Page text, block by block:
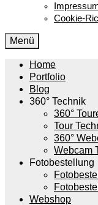
Cookie-
Menü
Home
Portfolio
Blog
360° Technik
360°
Tour
360°
Webcam
Fotobestellung
Webshop